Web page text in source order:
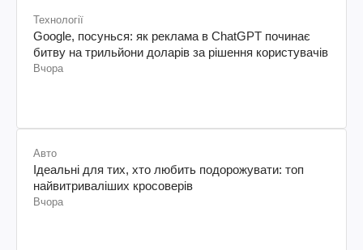
Технології
Google, посунься: як реклама в ChatGPT починає
битву на трильйони доларів за рішення користувачів
Вчора
Авто
Ідеальні для тих, хто любить подорожувати: топ
найвитриваліших кросоверів
Вчора